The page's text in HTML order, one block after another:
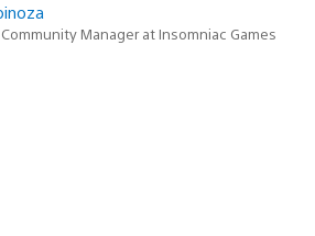
Manager at Insomniac Games